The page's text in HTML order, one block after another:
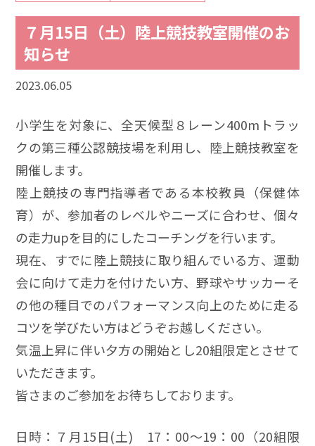
７月15日（土）陸上競技教室開催のお
知らせ
2023.06.05
小学生を対象に、全天候型８レーン400mトラッ
クの第三種公認競技場を利用し、陸上競技教室を
開催します。
陸上競技の専門指導者である本校教員（保健体
育）が、参加者のレベルやニーズに合わせ、個々
の走力upを目的にしたコーチングを行います。
現在、すでに陸上競技に取り組んでいる方、運動
会に向けて走力を付けたい方、野球やサッカーそ
の他の種目でのパフォーマンス向上のために走る
コツを学びたい方はどうぞお越しください。
気温上昇に伴い夕方の開始とし20組限定とさせて
いただきます。
皆さまのご参加をお待ちしております。
日時：７月15日(土) 17：00～19：00（20組限